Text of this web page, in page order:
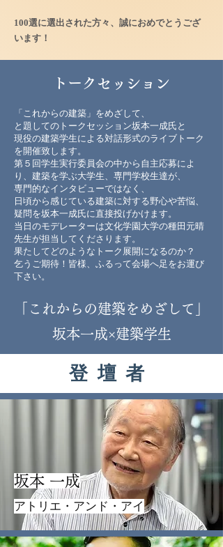
100選に選出された方々、誠におめでとうござ
います！
トークセッション
「これからの建築」をめざして、
と題してのトークセッション坂本一成氏と
現役の建築学生による対話形式のライブトーク
を開催致します。
第５回学生実行委員会の中から自主応募によ
り、建築を学ぶ大学生、専門学校生達が、
専門的なインタビューではなく、
日頃から感じている建築に対する野心や苦悩、
疑問を坂本一成氏に直接投げかけます。
当日のモデレーターは文化学園大学の種田元晴
先生が担当してくださります。
​果たしてどのようなトーク展開になるのか？
乞うご期待！皆様、ふるって会場へ足をお運び
下さい。
「これからの建築をめざして」
坂本一成×建築学生
​登壇者
坂本 一成
アトリエ・アンド・アイ